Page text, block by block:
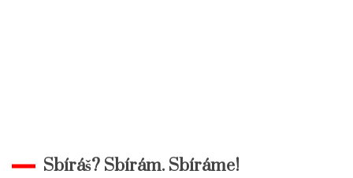
Sbíráš? Sbírám. Sbíráme!